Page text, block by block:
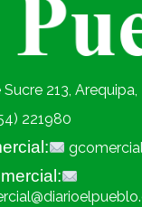
Sucre 213, Arequipa,
221980